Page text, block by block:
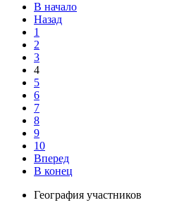
В начало
Назад
1
2
3
4
5
6
7
8
9
10
Вперед
В конец
География участников